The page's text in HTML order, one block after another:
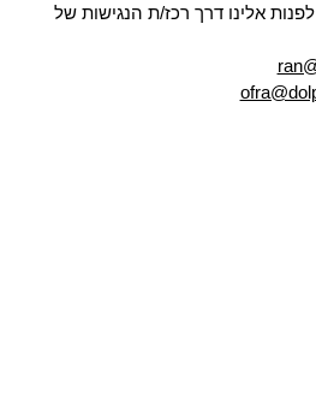
אלינו דרך רכז/ת הנגישות של